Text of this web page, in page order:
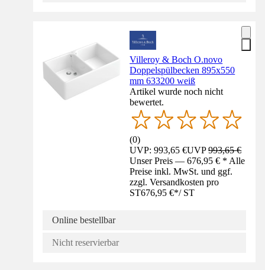
Villeroy & Boch O.novo
Doppelspülbecken 895x550
mm 633200 weiß
Artikel wurde noch nicht
bewertet.
(0)
UVP: 993,65 €UVP993,65 €
Unser Preis — 676,95 € * Alle
Preise inkl. MwSt. und ggf.
zzgl. Versandkosten pro
ST676,95 €*/ ST
Online bestellbar
Nicht reservierbar